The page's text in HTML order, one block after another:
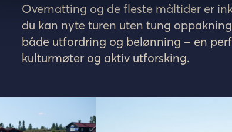
Overnatting og de fleste måltider er
du kan nyte turen uten tung
både utfordring og belønning – en
kulturmøter og aktiv utforsking.